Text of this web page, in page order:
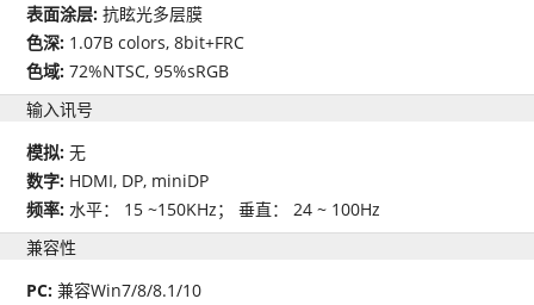
表面涂层:抗眩光多层膜
色深: 1.07B colors, 8bit+FRC
色域:72%NTSC, 95%sRGB
输入讯号
模拟:无
数字: HDMI, DP, miniDP
频率: 水平： 15 ~150KHz； 垂直： 24 ~ 100Hz
兼容性
PC:兼容Win7/8/8.1/10